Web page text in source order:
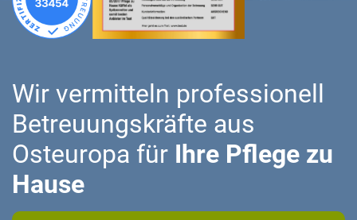
Wir vermitteln professionell
Betreuungskräfte aus
Osteuropa für Ihre Pflege zu
Hause